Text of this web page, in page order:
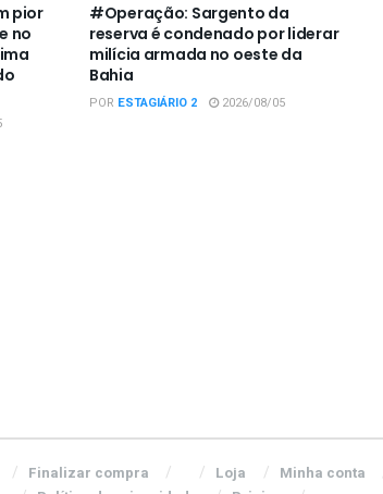
pior
no
#Operação: Sargento da
reserva é condenado por liderar
milícia armada no oeste da
Bahia
POR ESTAGIÁRIO 2 2026/08/05
Finalizar compra Loja
Minha conta